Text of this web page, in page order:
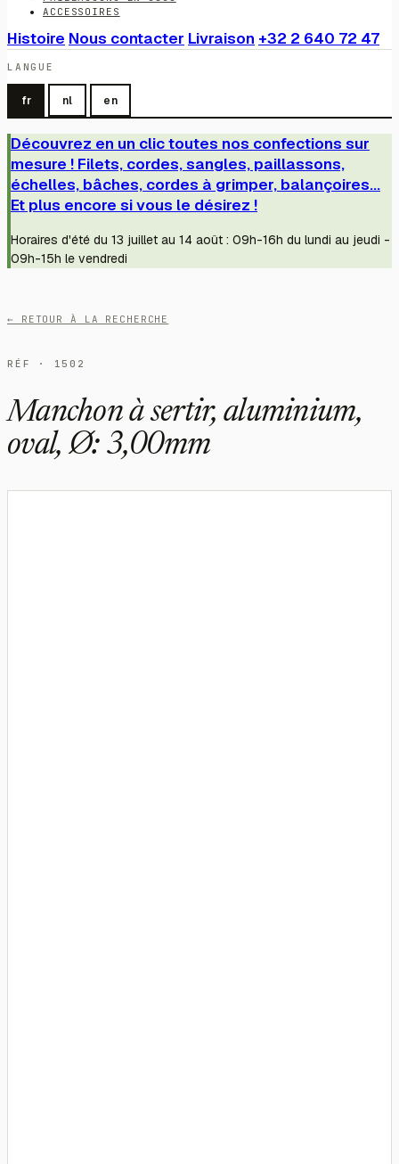
ACCESSOIRES
Histoire Nous contacter Livraison +32 2 640 72 47
LANGUE
fr nl en
Découvrez en un clic toutes nos confections sur
mesure ! Filets, cordes, sangles, paillassons,
échelles, bâches, cordes à grimper, balançoires...
Et plus encore si vous le désirez !
Horaires d'été du 13 juillet au 14 août : 09h-16h du lundi au jeudi -
09h-15h le vendredi
← RETOUR À LA RECHERCHE
RÉF · 1502
Manchon à sertir, aluminium,
oval, Ø: 3,00mm